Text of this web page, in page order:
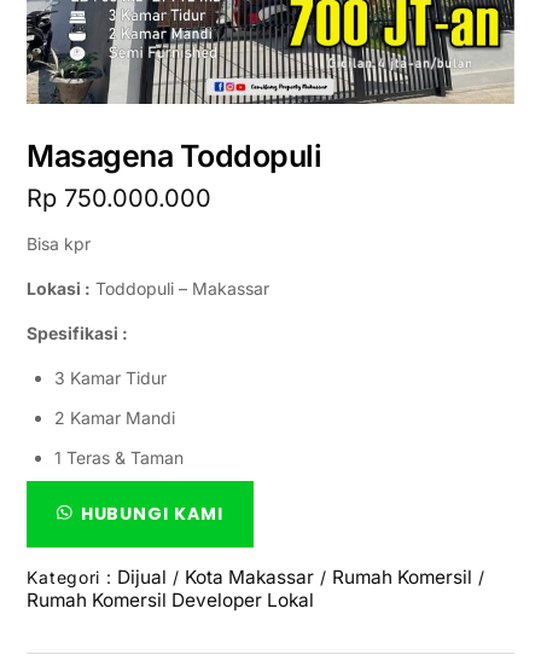
Masagena Toddopuli
Rp 750.000.000
Bisa kpr
Lokasi : Toddopuli – Makassar
Spesifikasi :
3 Kamar Tidur
2 Kamar Mandi
1 Teras & Taman
HUBUNGI KAMI
Kategori : Dijual / Kota Makassar / Rumah Komersil /
Rumah Komersil Developer Lokal